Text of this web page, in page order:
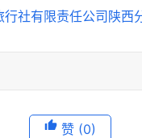
赞 (0)